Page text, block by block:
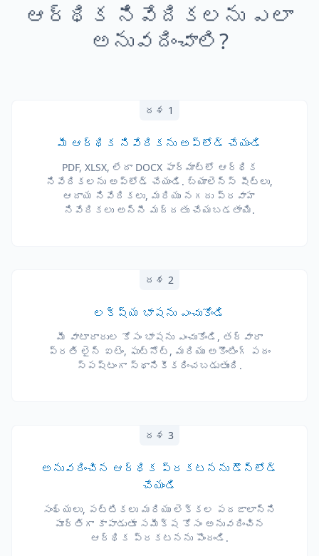
ఆర్థిక నివేదికలను ఎలా
అనువదించాలి?
దశ 1
మీ ఆర్థిక నివేదికను అప్‌లోడ్ చేయండి
PDF, XLSX, లేదా DOCX ఫార్మాట్‌లో ఆర్థిక
నివేదికలను అప్‌లోడ్ చేయండి. బ్యాలెన్స్ షీట్లు,
ఆదాయ నివేదికలు, మరియు నగదు ప్రవాహ
నివేదికలు అన్నీ మద్దతు చేయబడతాయి.
దశ 2
లక్ష్య భాషను ఎంచుకోండి
మీ వాటాదారుల కోసం భాషను ఎంచుకోండి, తద్వారా
ప్రతి లైన్ ఐటెం, ఫుట్‌నోట్, మరియు అకౌంటింగ్ పదం
స్పష్టంగా స్థానికీకరించబడుతుంది.
దశ 3
అనువదించిన ఆర్థిక ప్రకటనను డౌన్‌లోడ్
చేయండి
సంఖ్యలు, పట్టికలు మరియు లెక్కల పదజాలాన్ని
పూర్తిగా కాపాడుతూ సమీక్ష కోసం అనువదించిన
ఆర్థిక ప్రకటనను పొందండి.